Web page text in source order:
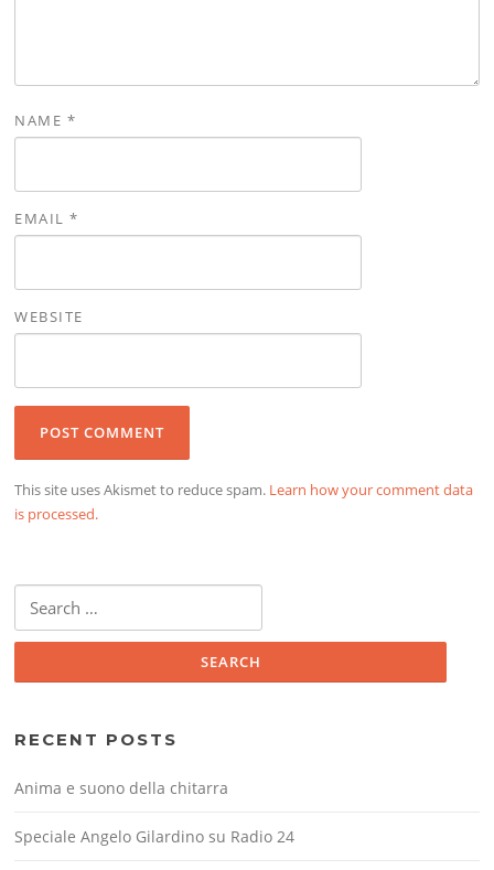
NAME *
EMAIL*
WEBSITE
This site uses Akismet to reduce spam. Learn how your comment data
is processed.
for:
RECENT POSTS
Anima e suono della chitarra
Speciale Angelo Gilardino su Radio 24